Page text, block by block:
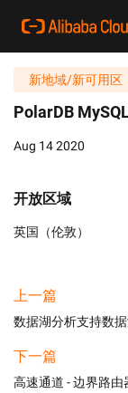
新地域/新可用区
PolarDB
Aug 14 2020
开放区域
英国（伦敦）
上一篇
数据湖分析支持数
下一篇
高速通道 - 边界路